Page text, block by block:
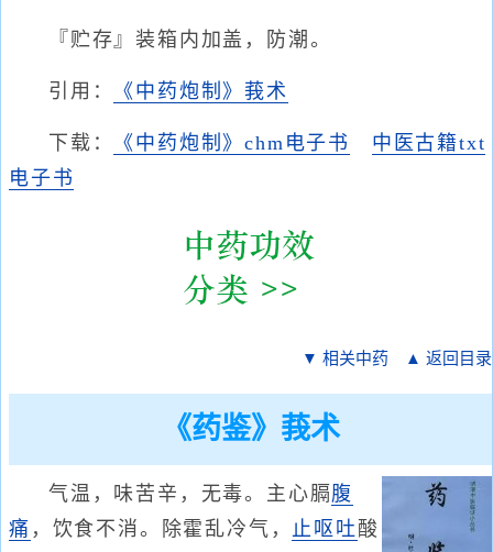
『贮存』装箱内加盖，防潮。
引用： 《中药炮制》莪术
下载： 《中药炮制》chm电子书
中医古籍txt
电子书
▼ 相关中药 ▲ 返回目录
《药鉴》莪术
气温，味苦辛，无毒。主心膈腹
痛 ，饮食不消。除霍乱冷气， 止呕吐酸